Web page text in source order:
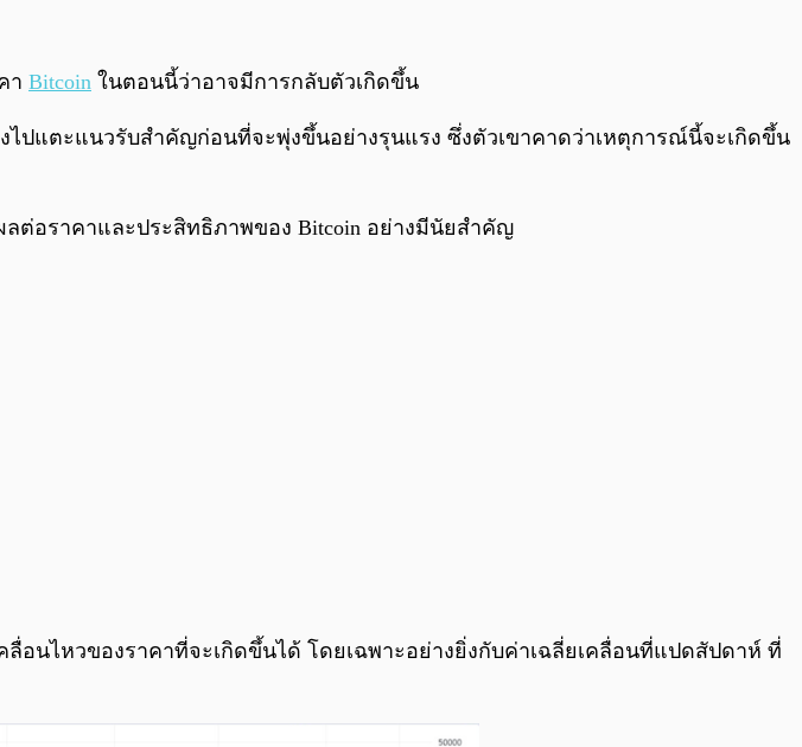
า Bitcoin ในตอนนี้ว่าอาจมีการกลับตัวเกิดขึ้น
ไปแตะแนวรับสำคัญก่อนที่จะพุ่งขึ้นอย่างรุนแรง ซึ่งตัวเขาคาดว่าเหตุการณ์นี้จะเกิดขึ้น
ผลต่อราคาและประสิทธิภาพของ Bitcoin อย่างมีนัยสำคัญ
อนไหวของราคาที่จะเกิดขึ้นได้ โดยเฉพาะอย่างยิ่งกับค่าเฉลี่ยเคลื่อนที่แปดสัปดาห์ ที่